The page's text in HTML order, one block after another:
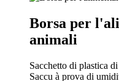
Borsa per
animali
Sacchetto di plastica
Saccu à prova di